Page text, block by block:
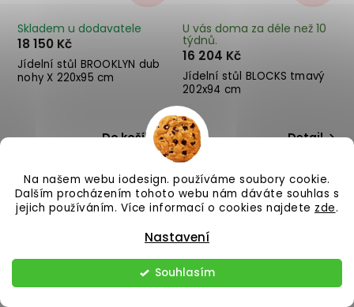
Na našem webu iodesign. používáme soubory cookie.
Dalším procházením tohoto webu nám dáváte souhlas s
jejich používáním. Více informací o cookies najdete zde.
Nastavení
Souhlasím
Jídelní stůl BROOKLYN dub
nohy X 220x95 cm
Skladem u dodavatele
18 150 Kč
Do košíku
Jídelní stůl BLOCKS tmavý
202x94 cm
U vás doma za déle než 10
týdnů.
16 204 Kč
Detail